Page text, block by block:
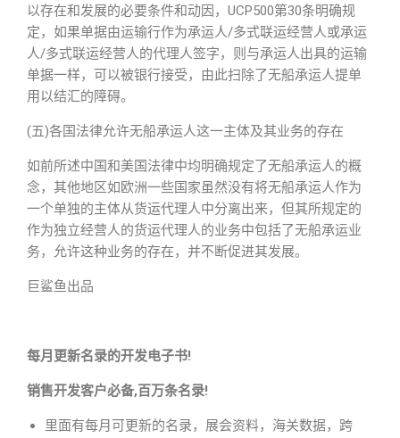
以存在和发展的必要条件和动因，UCP500第30条明确规
定，如果单据由运输行作为承运人/多式联运经营人或承运
人/多式联运经营人的代理人签字，则与承运人出具的运输
单据一样，可以被银行接受，由此扫除了无船承运人提单
用以结汇的障碍。
(五)各国法律允许无船承运人这一主体及其业务的存在
如前所述中国和美国法律中均明确规定了无船承运人的概
念，其他地区如欧洲一些国家虽然没有将无船承运人作为
一个单独的主体从货运代理人中分离出来，但其所规定的
作为独立经营人的货运代理人的业务中包括了无船承运业
务，允许这种业务的存在，并不断促进其发展。
巨鲨鱼出品
每月更新名录的开发电子书!
销售开发客户必备,百万条名录!
里面有每月可更新的名录，展会资料，海关数据，跨